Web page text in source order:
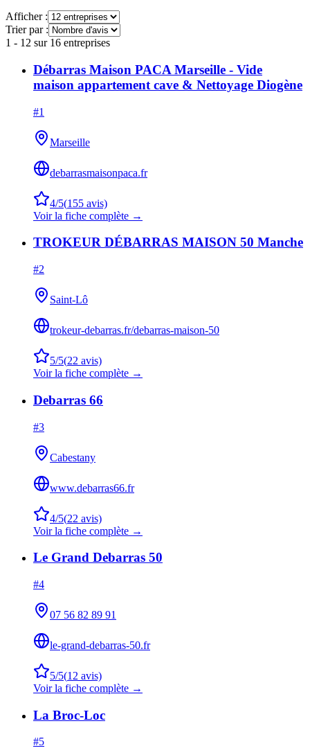
Afficher :
Trier par :
1 - 12 sur 16 entreprises
Débarras Maison PACA Marseille - Vide
maison appartement cave & Nettoyage Diogène
#1
Marseille
debarrasmaisonpaca.fr
4/5(155 avis)
Voir la fiche complète →
TROKEUR DÉBARRAS MAISON 50 Manche
#2
Saint-Lô
trokeur-debarras.fr/debarras-maison-50
5/5(22 avis)
Voir la fiche complète →
Debarras 66
#3
Cabestany
www.debarras66.fr
4/5(22 avis)
Voir la fiche complète →
Le Grand Debarras 50
#4
07 56 82 89 91
le-grand-debarras-50.fr
5/5(12 avis)
Voir la fiche complète →
La Broc-Loc
#5